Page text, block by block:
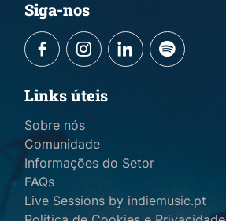
Siga-nos
Links úteis
Sobre nós
Comunidade
Informações do Setor
FAQs
Live Sessions by indiemusic.pt